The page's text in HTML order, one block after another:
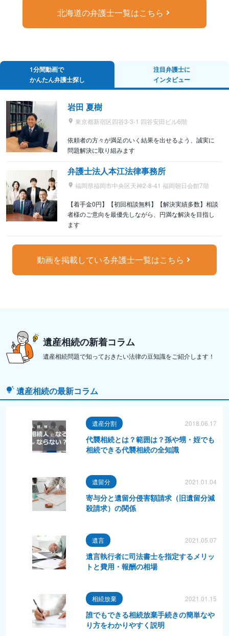
北海道の弁護士一覧はこちら
1分間動画で
かんたん弁護士探し
注目弁護士に
インタビュー
岩田 夏樹
東京都新宿区四谷3-3-1 四谷安田ビル6階
依頼者の方々が満足のいく結果を出せるよう、誠実に
問題解決に取り組みます
弁護士法人本江法律事務所
福岡県福岡市中央区天神2-8-41 福岡朝日会館7階
【着手金0円】【初回相談無料】【解決実績多数】相談
者様のご意向を最優先しながら、円満な解決を目指し
ます
動画を掲載している弁護士一覧はこちら
遺産相続の新着コラム
遺産相続問題で知っておきたい法律の豆知識をご紹介します！
遺産相続の最新コラム
遺産分割 2018.06.17
代襲相続とは？範囲は？孫や甥・姪でも
相続できる代襲相続の全知識
遺留分 2021.01.04
寄与分と遺留分侵害額請求（旧遺留分減
殺請求）の関係
遺言 2021.05.07
遺言執行者に司法書士を指定するメリッ
トと費用・報酬の相場
相続放棄 2021.01.15
誰でもできる相続放棄手続きの簡単なや
り方をわかりやすく説明